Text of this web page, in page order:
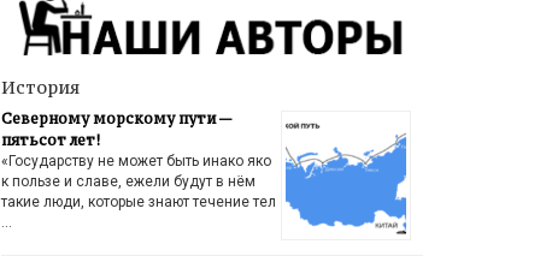
История
Северному морскому пути —
пятьсот лет!
«Государству не может быть инако яко
к пользе и славе, ежели будут в нём
такие люди, которые знают течение тел